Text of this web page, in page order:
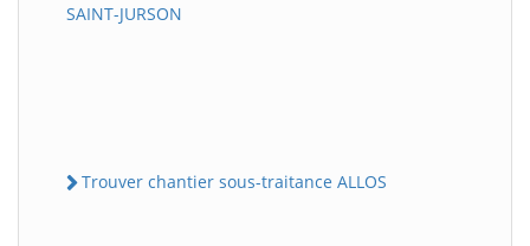
SAINT-JURSON
Trouver chantier sous-traitance ALLOS